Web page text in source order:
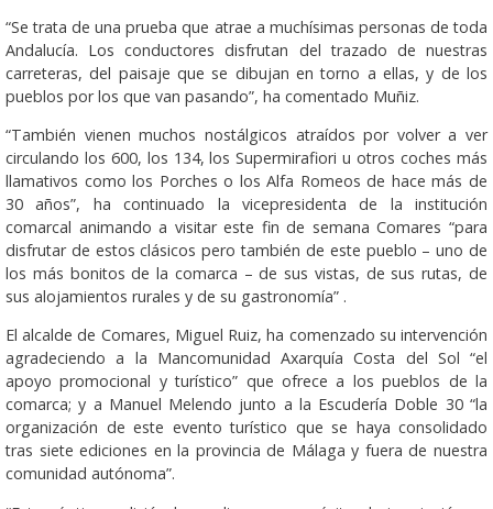
“Se trata de una prueba que atrae a muchísimas personas de toda
Andalucía. Los conductores disfrutan del trazado de nuestras
carreteras, del paisaje que se dibujan en torno a ellas, y de los
pueblos por los que van pasando”, ha comentado Muñiz.
“También vienen muchos nostálgicos atraídos por volver a ver
circulando los 600, los 134, los Supermirafiori u otros coches más
llamativos como los Porches o los Alfa Romeos de hace más de
30 años”, ha continuado la vicepresidenta de la institución
comarcal animando a visitar este fin de semana Comares “para
disfrutar de estos clásicos pero también de este pueblo – uno de
los más bonitos de la comarca – de sus vistas, de sus rutas, de
sus alojamientos rurales y de su gastronomía” .
El alcalde de Comares, Miguel Ruiz, ha comenzado su intervención
agradeciendo a la Mancomunidad Axarquía Costa del Sol “el
apoyo promocional y turístico” que ofrece a los pueblos de la
comarca; y a Manuel Melendo junto a la Escudería Doble 30 “la
organización de este evento turístico que se haya consolidado
tras siete ediciones en la provincia de Málaga y fuera de nuestra
comunidad autónoma”.